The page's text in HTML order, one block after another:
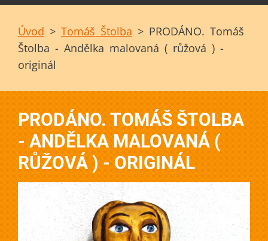
Úvod > Tomáš Štolba > PRODÁNO. Tomáš
Štolba - Andělka malovaná ( růžová ) -
originál
PRODÁNO. TOMÁŠ ŠTOLBA
- ANDĚLKA MALOVANÁ (
RŮŽOVÁ ) - ORIGINÁL